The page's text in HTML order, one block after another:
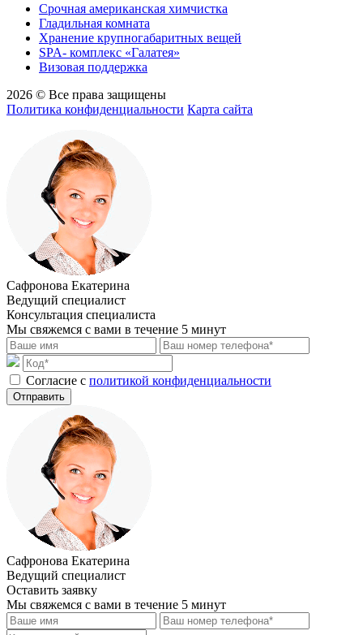
Срочная американская химчистка
Гладильная комната
Хранение крупногабаритных вещей
SPA- комплекс «Галатея»
Визовая поддержка
2026 © Все права защищены
Политика конфиденциальности Карта сайта
Сафронова Екатерина
Ведущий специалист
Консультация специалиста
Мы свяжемся с вами в течение 5 минут
Cогласие с политикой конфиденциальности
Отправить
Сафронова Екатерина
Ведущий специалист
Оставить заявку
Мы свяжемся с вами в течение 5 минут